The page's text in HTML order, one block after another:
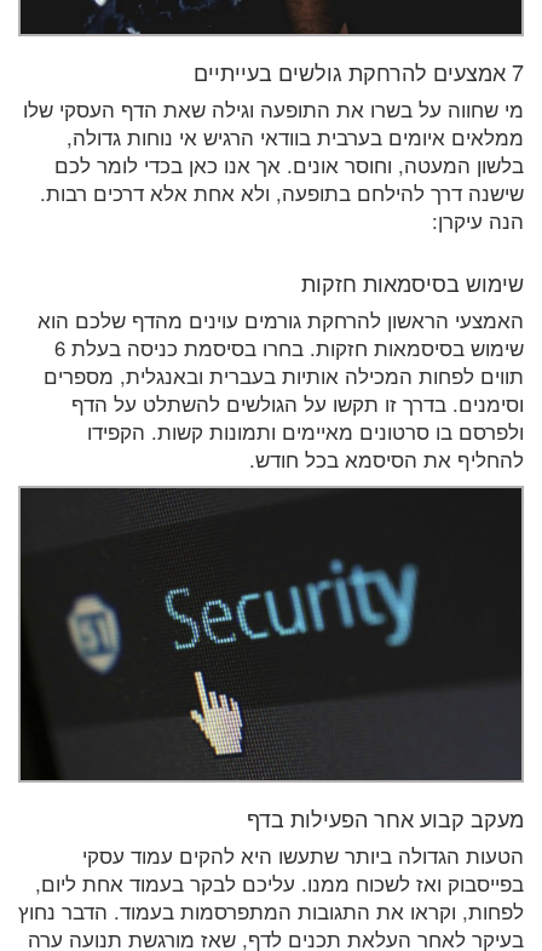
7 אמצעים להרחקת גולשים בעייתיים
מי שחווה על בשרו את התופעה וגילה שאת הדף העסקי שלו
ממלאים איומים בערבית בוודאי הרגיש אי נוחות גדולה,
בלשון המעטה, וחוסר אונים. אך אנו כאן בכדי לומר לכם
שישנה דרך להילחם בתופעה, ולא אחת אלא דרכים רבות.
הנה עיקרן:
שימוש בסיסמאות חזקות
האמצעי הראשון להרחקת גורמים עוינים מהדף שלכם הוא
שימוש בסיסמאות חזקות. בחרו בסיסמת כניסה בעלת 6
תווים לפחות המכילה אותיות בעברית ובאנגלית, מספרים
וסימנים. בדרך זו תקשו על הגולשים להשתלט על הדף
ולפרסם בו סרטונים מאיימים ותמונות קשות. הקפידו
להחליף את הסיסמא בכל חודש.
מעקב קבוע אחר הפעילות בדף
הטעות הגדולה ביותר שתעשו היא להקים עמוד עסקי
בפייסבוק ואז לשכוח ממנו. עליכם לבקר בעמוד אחת ליום,
לפחות, וקראו את התגובות המתפרסמות בעמוד. הדבר נחוץ
בעיקר לאחר העלאת תכנים לדף, שאז מורגשת תנועה ערה